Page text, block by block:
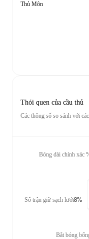
Thủ Môn
Thói quen của cầu thủ
Các thông số so sánh với
Bóng dài chính xác
Số trận giữ sạch lưới8%
Bắt bóng